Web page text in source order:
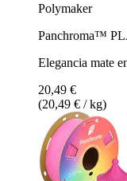
Polymaker
Panchroma™
Elegancia mate
20,49 €
(20,49 € / kg)